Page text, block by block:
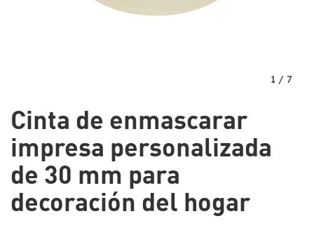
Cinta de enmascarar
impresa personalizada
de 30 mm para
decoración del hogar
1 / 7